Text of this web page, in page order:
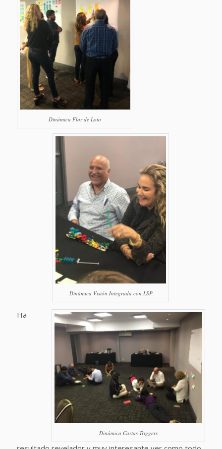
Dinámica Flor de Loto
Dinámica Visión Integrada con LSP
Dinámica Cartas Triggers
Ha